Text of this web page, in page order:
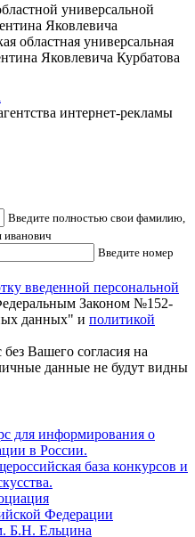
универсальной
Яковлевича
областная универсальная
Яковлевича Курбатова
интернет-рекламы
Введите полностью свои фамилию,
иванович
Введите номер
введенной персональной
Законом №152-
данных" и политикой
Вашего согласия на
данные не будут видны